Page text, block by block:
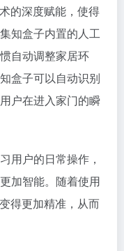
的深度赋能，使得
知盒子内置的人工
自动调整家居环
盒子可以自动识别
户在进入家门的瞬
用户的日常操作，
加智能。随着使用
得更加精准，从而